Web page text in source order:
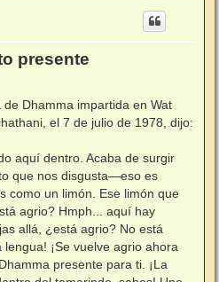
presente
Dhamma impartida en Wat
el 7 de julio de 1978, dijo:
aquí dentro. Acaba de surgir
que nos disgusta—eso es
como un limón. Ese limón que
agrio? Hmph... aquí hay
allá, ¿está agrio? No está
¡Se vuelve agrio ahora
presente para ti. ¡La